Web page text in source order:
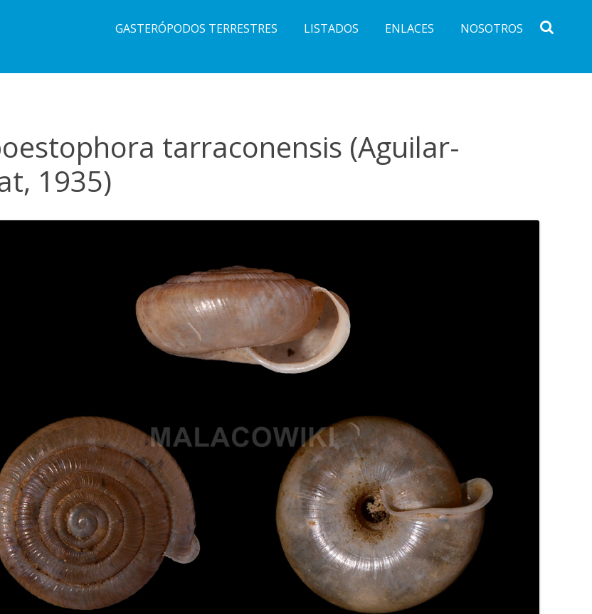
GASTERÓPODOS TERRESTRES LISTADOS ENLACES NOSOTROS
tarraconensis (Aguilar-
1935)